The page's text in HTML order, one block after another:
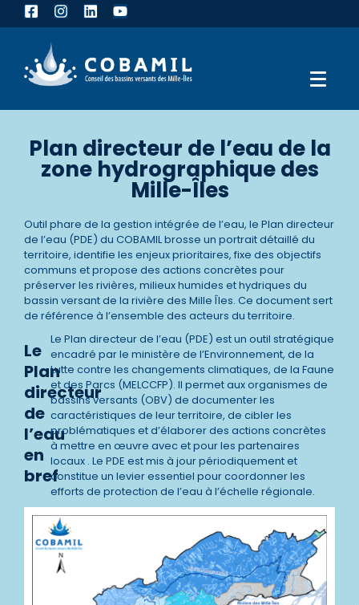
Plan directeur de l’eau de la
zone hydrographique des
Mille-Îles
Outil phare de la gestion intégrée de l’eau, le Plan directeur
de l’eau (PDE) du COBAMIL brosse un portrait détaillé du
territoire, identifie les enjeux prioritaires, fixe des objectifs
communs et propose des actions concrètes pour
préserver les rivières, milieux humides et hydriques du
bassin versant de la rivière des Mille Îles. Ce document sert
de référence à l’ensemble des acteurs du territoire.
Le
Plan
directeur
de
l’eau
en
bref
Le Plan directeur de l’eau (PDE) est un outil stratégique
encadré par le ministère de l’Environnement, de la
Lutte contre les changements climatiques, de la Faune
et des Parcs (MELCCFP). Il permet aux organismes de
bassins versants (OBV) de documenter les
caractéristiques de leur territoire, de cibler les
problématiques et d’élaborer des actions concrètes
à mettre en œuvre avec et pour les partenaires
locaux . Le PDE est mis à jour périodiquement et
constitue un levier essentiel pour coordonner les
efforts de protection de l’eau à l’échelle régionale.